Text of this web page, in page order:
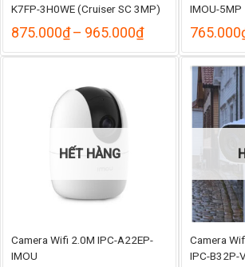
K7FP-3H0WE (Cruiser SC 3MP)
875.000₫– 965.000₫Khoảng
từ
875.000₫
965.000₫
IMOU-5MP
765.000
HẾT HÀNG
Camera Wifi 2.0M IPC-A22EP-
IMOU
Camera
IPC-B32P-